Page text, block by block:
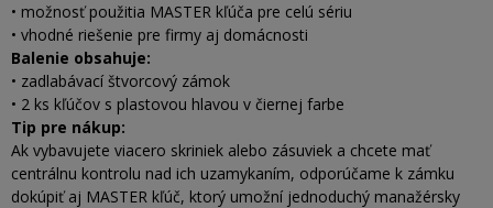
• možnosť použitia MASTER kľúča pre celú sériu
• vhodné riešenie pre firmy aj domácnosti
Balenie obsahuje:
• zadlabávací štvorcový zámok
• 2 ks kľúčov s plastovou hlavou v čiernej farbe
Tip pre nákup:
Ak vybavujete viacero skriniek alebo zásuviek a chcete mať
centrálnu kontrolu nad ich uzamykaním, odporúčame k zámku
dokúpiť aj MASTER kľúč, ktorý umožní jednoduchý manažérsky